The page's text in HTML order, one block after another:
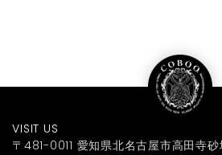
VISIT US
〒481-0011 愛知県北名古屋市高田寺砂